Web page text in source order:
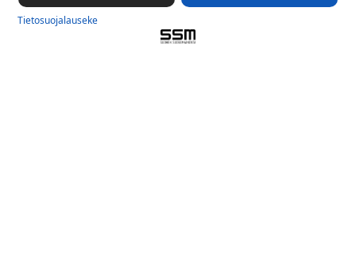
Ilmoituskanava
Tietosuoja­lauseke